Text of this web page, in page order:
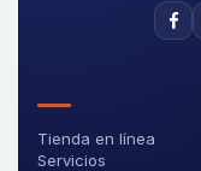
Tienda en línea
Servicios